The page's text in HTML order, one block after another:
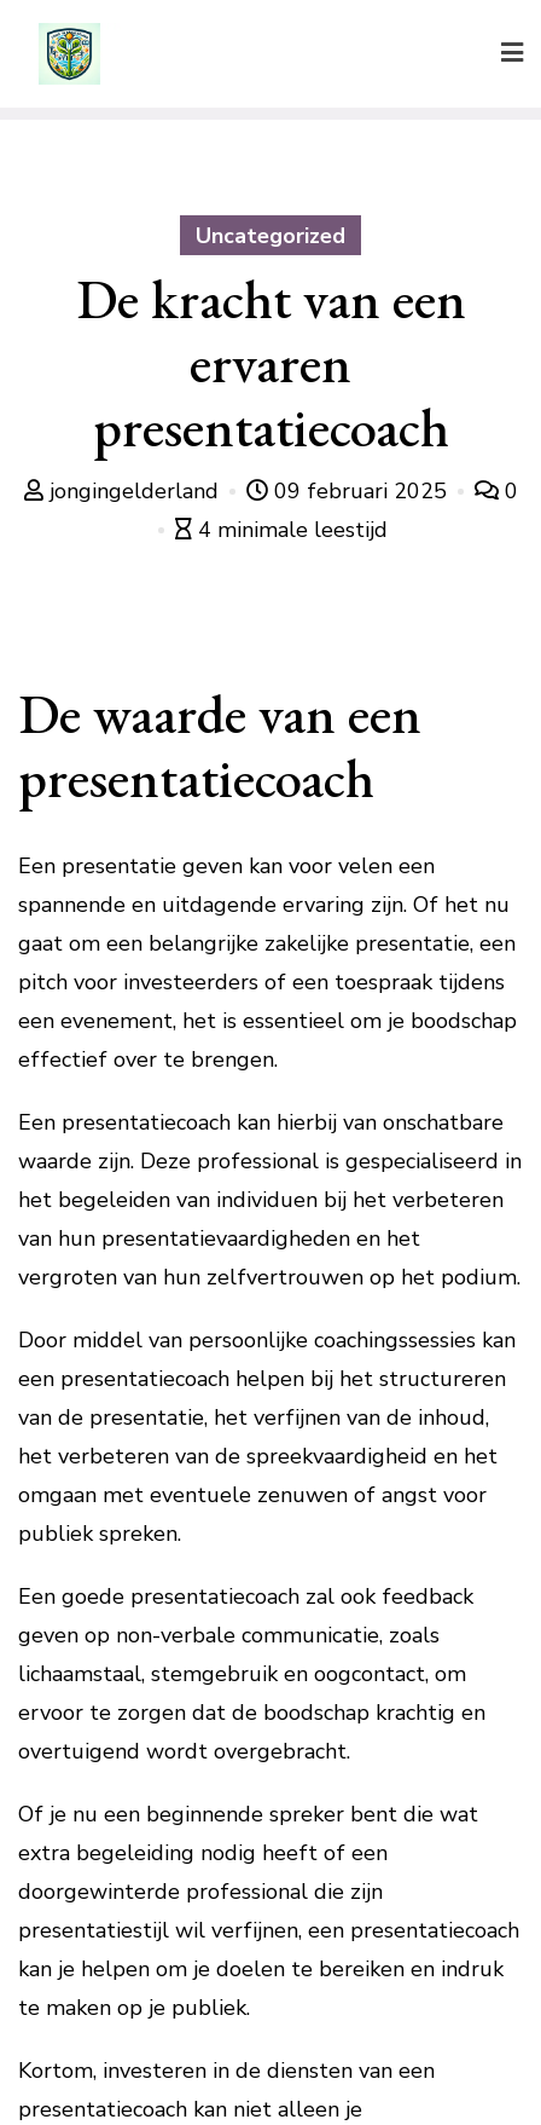
Uncategorized
De kracht van een
ervaren
presentatiecoach
jongingelderland 09 februari 2025
0
4 minimale leestijd
De waarde van een
presentatiecoach
Een presentatie geven kan voor velen een
spannende en uitdagende ervaring zijn. Of het nu
gaat om een belangrijke zakelijke presentatie, een
pitch voor investeerders of een toespraak tijdens
een evenement, het is essentieel om je boodschap
effectief over te brengen.
Een presentatiecoach kan hierbij van onschatbare
waarde zijn. Deze professional is gespecialiseerd in
het begeleiden van individuen bij het verbeteren
van hun presentatievaardigheden en het
vergroten van hun zelfvertrouwen op het podium.
Door middel van persoonlijke coachingssessies kan
een presentatiecoach helpen bij het structureren
van de presentatie, het verfijnen van de inhoud,
het verbeteren van de spreekvaardigheid en het
omgaan met eventuele zenuwen of angst voor
publiek spreken.
Een goede presentatiecoach zal ook feedback
geven op non-verbale communicatie, zoals
lichaamstaal, stemgebruik en oogcontact, om
ervoor te zorgen dat de boodschap krachtig en
overtuigend wordt overgebracht.
Of je nu een beginnende spreker bent die wat
extra begeleiding nodig heeft of een
doorgewinterde professional die zijn
presentatiestijl wil verfijnen, een presentatiecoach
kan je helpen om je doelen te bereiken en indruk
te maken op je publiek.
Kortom, investeren in de diensten van een
presentatiecoach kan niet alleen je